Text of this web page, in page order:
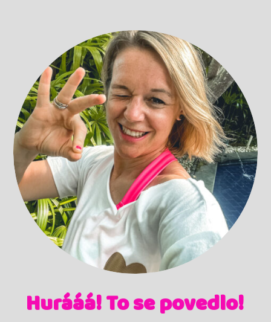
Hurááá! To se povedlo!